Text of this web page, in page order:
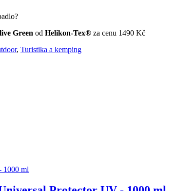
Green od Helikon-Tex® za cenu 1490 Kč
, Turistika a kemping